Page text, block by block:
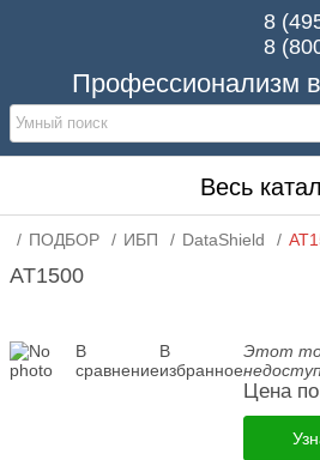
Профессионализм
8
8
Весь
ПОДБОР ИБП DataShield
AT1500
В
сравнение
В
избранное
Этот
Цена